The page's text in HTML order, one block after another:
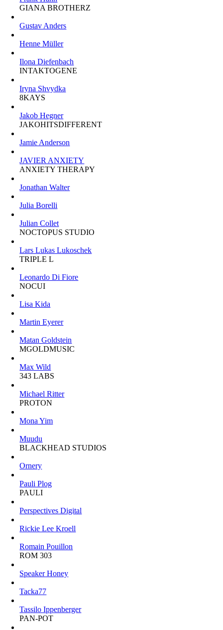
GIANA BROTHERZ
Gustav Anders
Henne Müller
Ilona Diefenbach
INTAKTOGENE
Iryna Shvydka
8KAYS
Jakob Hegner
JAKOHITSDIFFERENT
Jamie Anderson
JAVIER ANXIETY
ANXIETY THERAPY
Jonathan Walter
Julia Borelli
Julian Collet
NOCTOPUS STUDIO
Lars Lukas Lukoschek
TRIPLE L
Leonardo Di Fiore
NOCUI
Lisa Kida
Martin Eyerer
Matan Goldstein
MGOLDMUSIC
Max Wild
343 LABS
Michael Ritter
PROTON
Mona Yim
Muudu
BLACKHEAD STUDIOS
Ornery
Pauli Plog
PAULI
Perspectives Digital
Rickie Lee Kroell
Romain Pouillon
ROM 303
Speaker Honey
Tacka77
Tassilo Ippenberger
PAN-POT